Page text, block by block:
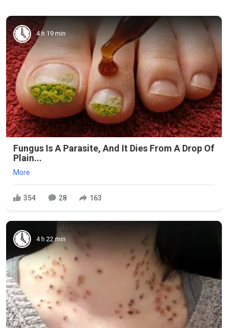
4 h 19 min
Fungus Is A Parasite, And It Dies From A Drop Of
Plain...
More
354 28 163
4 h 22 min